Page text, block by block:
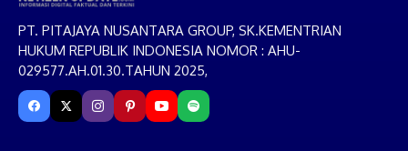
PT. PITAJAYA NUSANTARA GROUP, SK.KEMENTRIAN
HUKUM REPUBLIK INDONESIA NOMOR : AHU-
029577.AH.01.30.TAHUN 2025,